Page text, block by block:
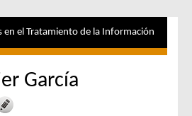
en el Tratamiento de la Información
García